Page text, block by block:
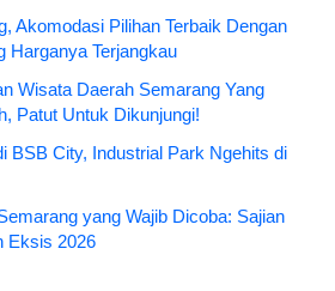
Akomodasi Pilihan Terbaik Dengan
Harganya Terjangkau
Wisata Daerah Semarang Yang
Patut Untuk Dikunjungi!
BSB City, Industrial Park Ngehits di
yang Wajib Dicoba: Sajian
Eksis 2026